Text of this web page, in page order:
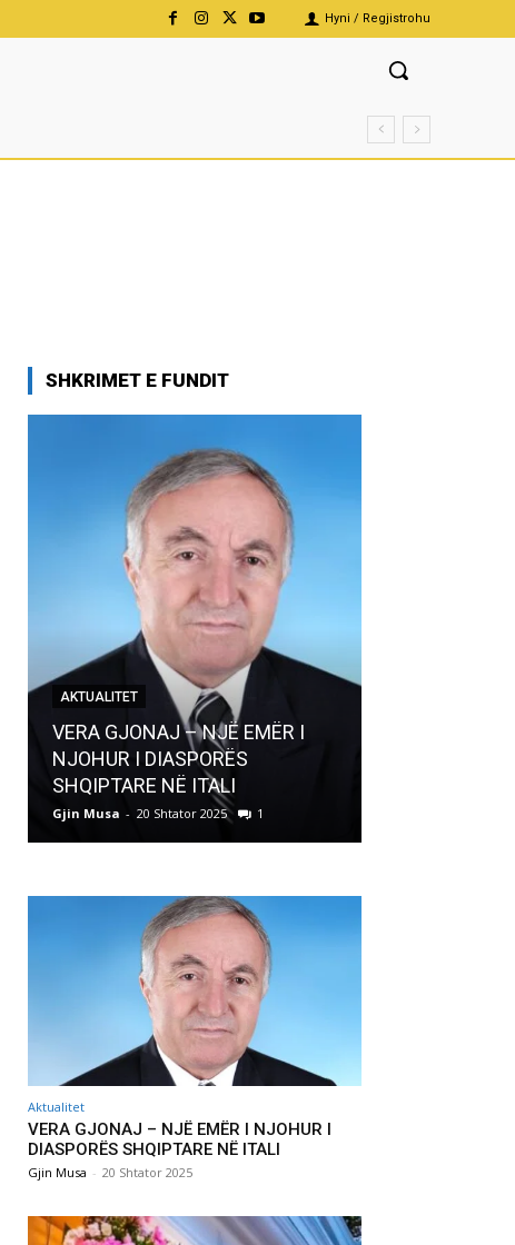
Hyni / Regjistrohu
SHKRIMET E FUNDIT
AKTUALITET
VERA GJONAJ – NJË EMËR I
NJOHUR I DIASPORËS
SHQIPTARE NË ITALI
Gjin Musa - 20 Shtator 2025 1
Aktualitet
VERA GJONAJ – NJË EMËR I NJOHUR I
DIASPORËS SHQIPTARE NË ITALI
Gjin Musa - 20 Shtator 2025